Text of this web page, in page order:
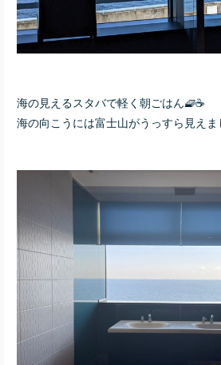
海の見えるスタバで軽く朝ごはん🧇☕️
海の向こうには富士山がうっすら見えま